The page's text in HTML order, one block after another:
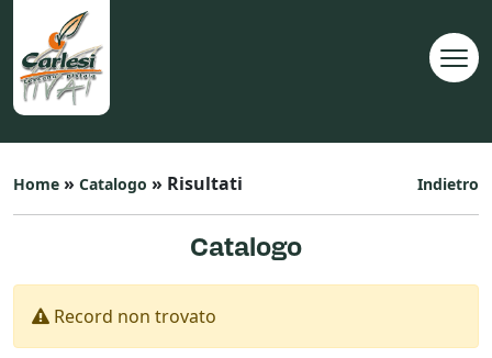
Indietro
Home » Catalogo » Risultati
Catalogo
Record non trovato